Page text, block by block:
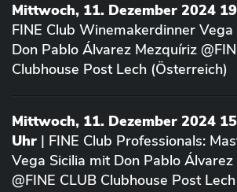
Mittwoch, 11. Dezember 2024
FINE Club Winemakerdinner
Don Pablo Álvarez Mezquíriz
Clubhouse Post Lech (Österreich)
Mittwoch, 11. Dezember 2024
Uhr | FINE Club Professionals:
Vega Sicilia mit Don Pablo
@FINE CLUB Clubhouse Post